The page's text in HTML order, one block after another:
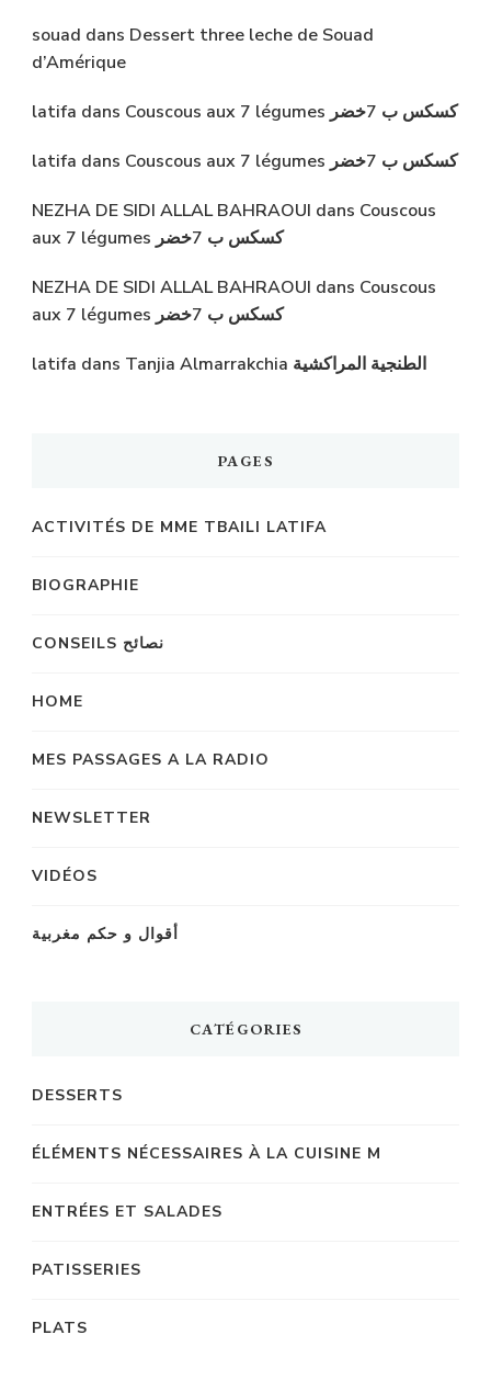
souad dans Dessert three leche de Souad
d’Amérique
latifa dans Couscous aux 7 légumes كسكس ب 7خضر
latifa dans Couscous aux 7 légumes كسكس ب 7خضر
NEZHA DE SIDI ALLAL BAHRAOUI dans Couscous
aux 7 légumes كسكس ب 7خضر
NEZHA DE SIDI ALLAL BAHRAOUI dans Couscous
aux 7 légumes كسكس ب 7خضر
latifa dans Tanjia Almarrakchia الطنجية المراكشية
PAGES
ACTIVITÉS DE MME TBAILI LATIFA
BIOGRAPHIE
CONSEILS نصائح
HOME
MES PASSAGES A LA RADIO
NEWSLETTER
VIDÉOS
أقوال و حكم مغربية
CATÉGORIES
DESSERTS
ÉLÉMENTS NÉCESSAIRES À LA CUISINE M
ENTRÉES ET SALADES
PATISSERIES
PLATS